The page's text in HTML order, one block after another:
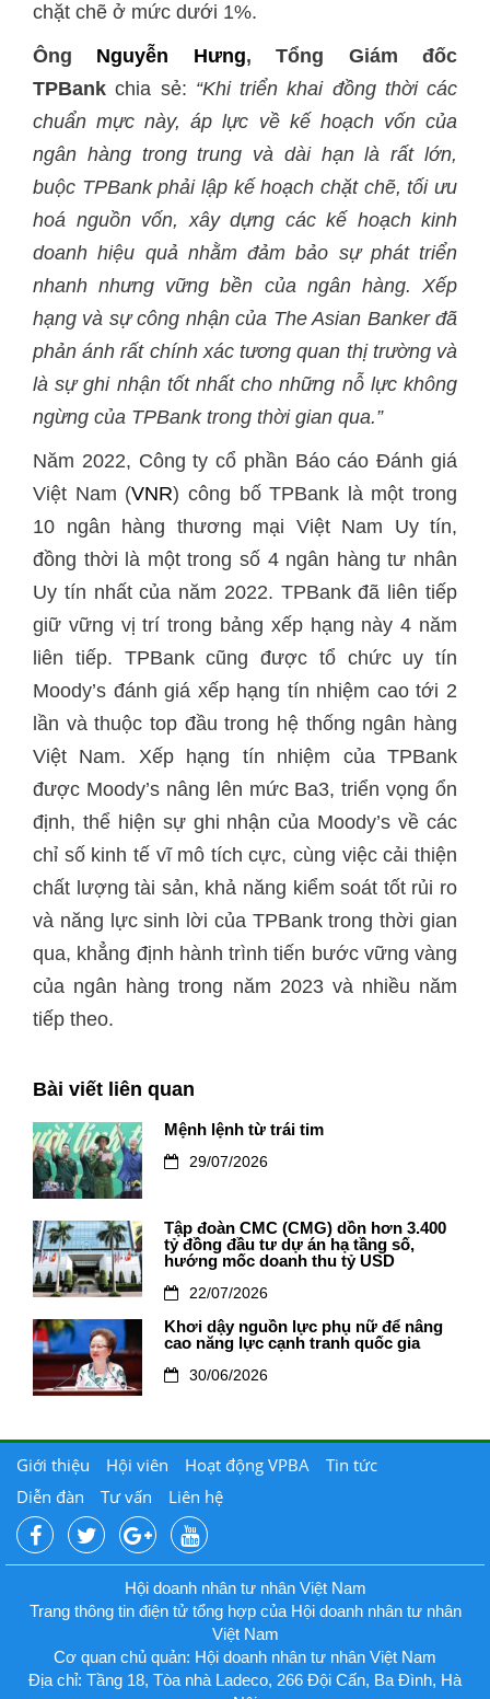
chặt chẽ ở mức dưới 1%.
Ông Nguyễn Hưng, Tổng Giám đốc
TPBank chia sẻ: “Khi triển khai đồng thời các
chuẩn mực này, áp lực về kế hoạch vốn của
ngân hàng trong trung và dài hạn là rất lớn,
buộc TPBank phải lập kế hoạch chặt chẽ, tối ưu
hoá nguồn vốn, xây dựng các kế hoạch kinh
doanh hiệu quả nhằm đảm bảo sự phát triển
nhanh nhưng vững bền của ngân hàng. Xếp
hạng và sự công nhận của The Asian Banker đã
phản ánh rất chính xác tương quan thị trường và
là sự ghi nhận tốt nhất cho những nỗ lực không
ngừng của TPBank trong thời gian qua.”
Năm 2022, Công ty cổ phần Báo cáo Đánh giá
Việt Nam (VNR) công bố TPBank là một trong
10 ngân hàng thương mại Việt Nam Uy tín,
đồng thời là một trong số 4 ngân hàng tư nhân
Uy tín nhất của năm 2022. TPBank đã liên tiếp
giữ vững vị trí trong bảng xếp hạng này 4 năm
liên tiếp. TPBank cũng được tổ chức uy tín
Moody’s đánh giá xếp hạng tín nhiệm cao tới 2
lần và thuộc top đầu trong hệ thống ngân hàng
Việt Nam. Xếp hạng tín nhiệm của TPBank
được Moody’s nâng lên mức Ba3, triển vọng ổn
định, thể hiện sự ghi nhận của Moody’s về các
chỉ số kinh tế vĩ mô tích cực, cùng việc cải thiện
chất lượng tài sản, khả năng kiểm soát tốt rủi ro
và năng lực sinh lời của TPBank trong thời gian
qua, khẳng định hành trình tiến bước vững vàng
của ngân hàng trong năm 2023 và nhiều năm
tiếp theo.
Bài viết liên quan
Mệnh lệnh từ trái tim
29/07/2026
Tập đoàn CMC (CMG) dồn hơn 3.400
tỷ đồng đầu tư dự án hạ tầng số,
hướng mốc doanh thu tỷ USD
22/07/2026
Khơi dậy nguồn lực phụ nữ để nâng
cao năng lực cạnh tranh quốc gia
30/06/2026
Giới thiệu Hội viên Hoạt động VPBA
Tin tức
Diễn đàn
Tư vấn Liên hệ
Hội doanh nhân tư nhân Việt Nam
Trang thông tin điện tử tổng hợp của Hội doanh nhân tư nhân
Việt Nam
Cơ quan chủ quản: Hội doanh nhân tư nhân Việt Nam
Địa chỉ: Tầng 18, Tòa nhà Ladeco, 266 Đội Cấn, Ba Đình, Hà